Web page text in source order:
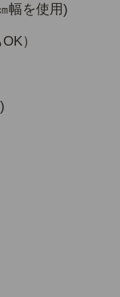
幅を使用)
）